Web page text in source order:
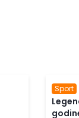
Sport